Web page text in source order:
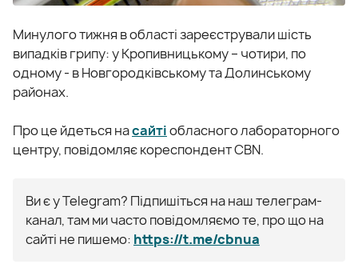
Минулого тижня в області зареєстрували шість
випадків грипу: у Кропивницькому – чотири, по
одному - в Новгородківському та Долинському
районах.
Про це йдеться насайтіобласного лабораторного
центру, повідомляє кореспондент CBN.
Ви є у Telegram? Підпишіться на наш телеграм-
канал, там ми часто повідомляємо те, про що на
сайті не пишемо: https://t.me/cbnua